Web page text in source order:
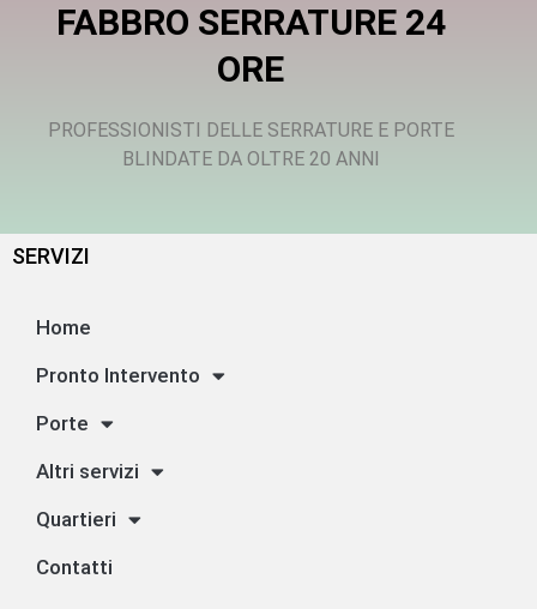
FABBRO SERRATURE 24
ORE
PROFESSIONISTI DELLE SERRATURE E PORTE
BLINDATE DA OLTRE 20 ANNI
SERVIZI
Home
Pronto Intervento
Porte
Altri servizi
Quartieri
Contatti